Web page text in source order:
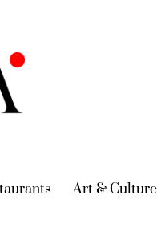
(current)
Art & Culture